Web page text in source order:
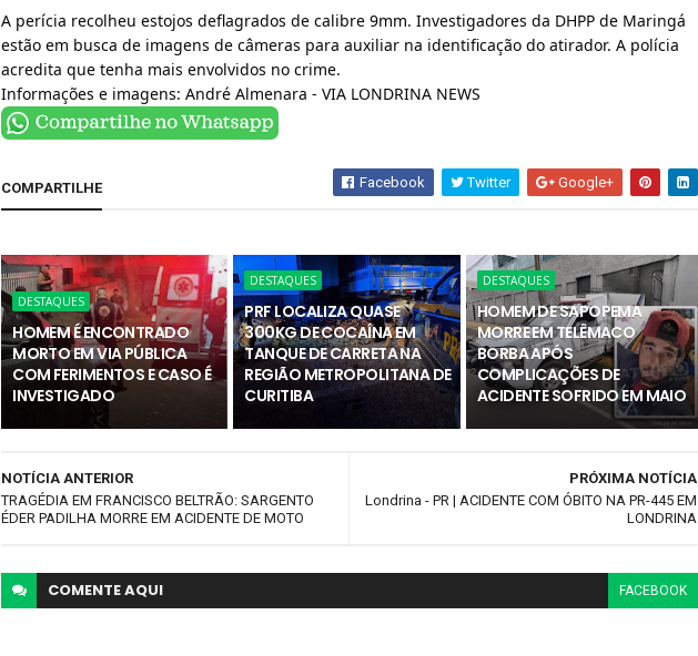
A perícia recolheu estojos deflagrados de calibre 9mm. Investigadores da DHPP de Maringá
estão em busca de imagens de câmeras para auxiliar na identificação do atirador. A polícia
acredita que tenha mais envolvidos no crime.
Informações e imagens: André Almenara - VIA LONDRINA NEWS
COMPARTILHE Facebook Twitter Google+
DESTAQUES
HOMEM É ENCONTRADO
MORTO EM VIA PÚBLICA
COM FERIMENTOS E CASO É
INVESTIGADO
DESTAQUES
PRF LOCALIZA QUASE
300KG DE COCAÍNA EM
TANQUE DE CARRETA NA
REGIÃO METROPOLITANA DE
CURITIBA
DESTAQUES
HOMEM DE SAPOPEMA
MORRE EM TELÊMACO
BORBA APÓS
COMPLICAÇÕES DE
ACIDENTE SOFRIDO EM MAIO
PRÓXIMA NOTÍCIA
Londrina - PR | ACIDENTE COM ÓBITO NA PR-445 EM
LONDRINA
NOTÍCIA ANTERIOR
TRAGÉDIA EM FRANCISCO BELTRÃO: SARGENTO
ÉDER PADILHA MORRE EM ACIDENTE DE MOTO
COMENTEAQUI FACEBOOK